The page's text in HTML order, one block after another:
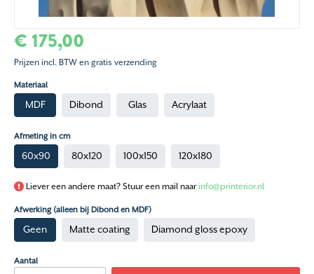
€ 175,00
Prijzen incl. BTW en gratis verzending
Materiaal
MDF Dibond Glas Acrylaat
Afmeting in cm
60x90 80x120 100x150 120x180
Liever een andere maat? Stuur een mail naar info@printerior.nl
Afwerking (alleen bij Dibond en MDF)
Geen Matte coating Diamond gloss epoxy
Aantal